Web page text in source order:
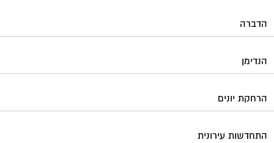
הדברה
הנדימן
הרחקת יונים
התחדשות עירונית